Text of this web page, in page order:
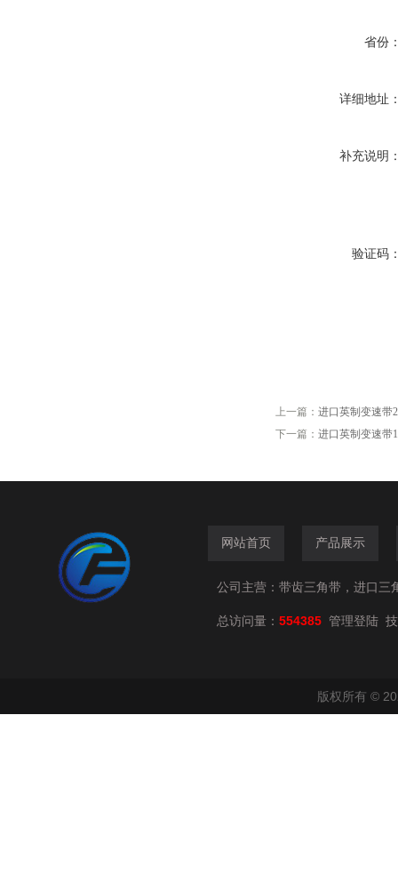
省份
详细地址
补充说明
验证码
上一篇： 进口英制变速带
下一篇： 进口英制变速带
网站首页 产品展示
公司主营：带齿三角带，进口三
总访问量： 554385 管理登陆
版权所有 ©